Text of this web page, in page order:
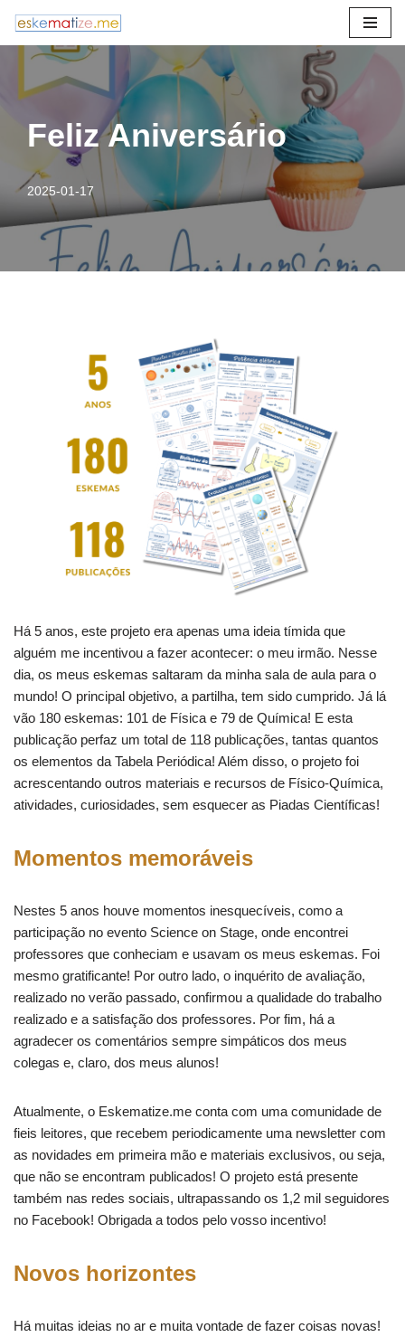
Avançar
Feliz Aniversário
2025-01-17
Há 5 anos, este projeto era apenas uma ideia tímida que
alguém me incentivou a fazer acontecer: o meu irmão. Nesse
dia, os meus eskemas saltaram da minha sala de aula para o
mundo! O principal objetivo, a partilha, tem sido cumprido. Já lá
vão 180 eskemas: 101 de Física e 79 de Química! E esta
publicação perfaz um total de 118 publicações, tantas quantos
os elementos da Tabela Periódica! Além disso, o projeto foi
acrescentando outros materiais e recursos de Físico-Química,
atividades, curiosidades, sem esquecer as Piadas Científicas!
Momentos memoráveis
Nestes 5 anos houve momentos inesquecíveis, como a
participação no evento Science on Stage, onde encontrei
professores que conheciam e usavam os meus eskemas. Foi
mesmo gratificante! Por outro lado, o inquérito de avaliação,
realizado no verão passado, confirmou a qualidade do trabalho
realizado e a satisfação dos professores. Por fim, há a
agradecer os comentários sempre simpáticos dos meus
colegas e, claro, dos meus alunos!
Atualmente, o Eskematize.me conta com uma comunidade de
fieis leitores, que recebem periodicamente uma newsletter com
as novidades em primeira mão e materiais exclusivos, ou seja,
que não se encontram publicados! O projeto está presente
também nas redes sociais, ultrapassando os 1,2 mil seguidores
no Facebook! Obrigada a todos pelo vosso incentivo!
Novos horizontes
Há muitas ideias no ar e muita vontade de fazer coisas novas!